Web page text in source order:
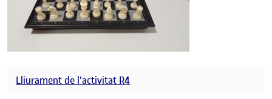
Lliurament de l'activitat R4